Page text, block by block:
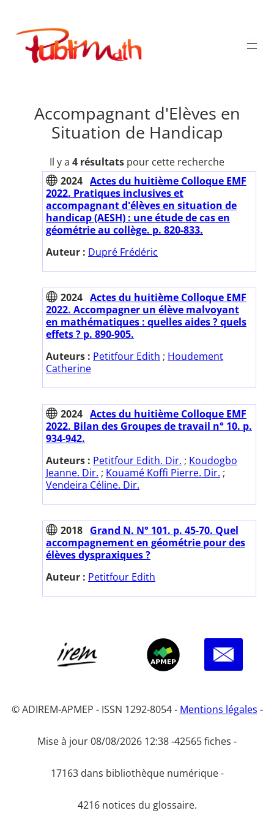
contenu
Publimath
Accompagnant d'Elèves en
Situation de Handicap
Il y a 4 résultats pour cette recherche
2024 Actes du huitième Colloque EMF
2022. Pratiques inclusives et
accompagnant d'élèves en situation de
handicap (AESH) : une étude de cas en
géométrie au collège. p. 820-833.
Auteur : Dupré Frédéric
2024 Actes du huitième Colloque EMF
2022. Accompagner un élève malvoyant
en mathématiques : quelles aides ? quels
effets ? p. 890-905.
Auteurs : Petitfour Edith ; Houdement
Catherine
2024 Actes du huitième Colloque EMF
2022. Bilan des Groupes de travail n° 10. p.
934-942.
Auteurs : Petitfour Edith. Dir. ; Koudogbo
Jeanne. Dir. ; Kouamé Koffi Pierre. Dir. ;
Vendeira Céline. Dir.
2018 Grand N. N° 101. p. 45-70. Quel
accompagnement en géométrie pour des
élèves dyspraxiques ?
Auteur : Petitfour Edith
© ADIREM-APMEP - ISSN 1292-8054 - Mentions légales -
Mise à jour 08/08/2026 12:38 -42565 fiches -
17163 dans bibliothèque numérique -
4216 notices du glossaire.